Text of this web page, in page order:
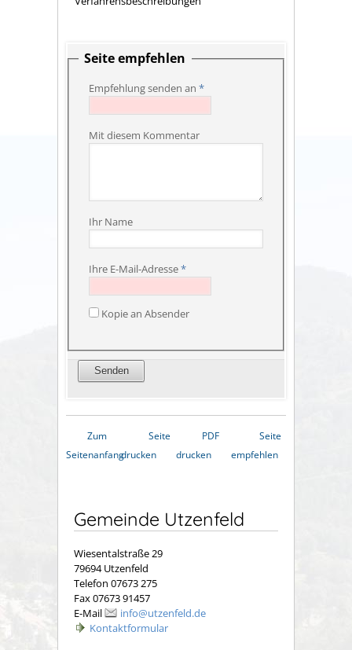
Seite empfehlen
Empfehlung senden an *
Mit diesem Kommentar
Ihr Name
Ihre E-Mail-Adresse*
Kopie an Absender
Zum
Seitenanfang
Seite
drucken
PDF
drucken
Seite
empfehlen
Gemeinde Utzenfeld
Wiesentalstraße 29
79694 Utzenfeld
Telefon 07673 275
Fax 07673 91457
E-Mail
info@utzenfeld.de
Kontaktformular